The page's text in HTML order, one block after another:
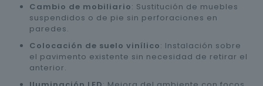
Cambio de mobiliario: Sustitución de muebles
suspendidos o de pie sin perforaciones en
paredes.
Colocación de suelo vinílico: Instalación sobre
el pavimento existente sin necesidad de retirar el
anterior.